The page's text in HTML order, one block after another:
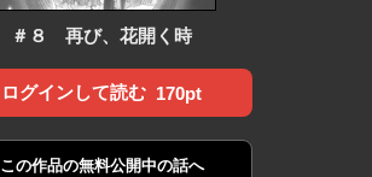
＃８ 再び、花開く時
ログインして読む 170pt
この作品の無料公開中の話へ